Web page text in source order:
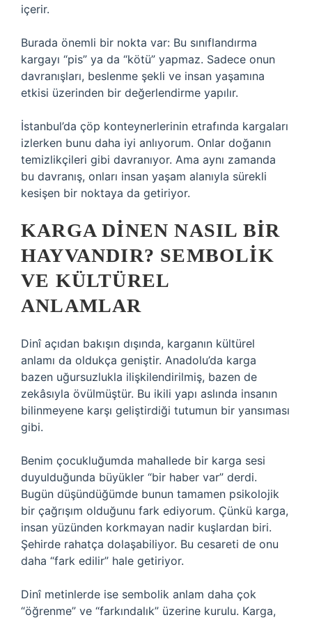
içerir.
Burada önemli bir nokta var: Bu sınıflandırma
kargayı “pis” ya da “kötü” yapmaz. Sadece onun
davranışları, beslenme şekli ve insan yaşamına
etkisi üzerinden bir değerlendirme yapılır.
İstanbul’da çöp konteynerlerinin etrafında kargaları
izlerken bunu daha iyi anlıyorum. Onlar doğanın
temizlikçileri gibi davranıyor. Ama aynı zamanda
bu davranış, onları insan yaşam alanıyla sürekli
kesişen bir noktaya da getiriyor.
KARGA DINEN NASIL BIR
HAYVANDIR? SEMBOLIK
VE KÜLTÜREL
ANLAMLAR
Dinî açıdan bakışın dışında, karganın kültürel
anlamı da oldukça geniştir. Anadolu’da karga
bazen uğursuzlukla ilişkilendirilmiş, bazen de
zekâsıyla övülmüştür. Bu ikili yapı aslında insanın
bilinmeyene karşı geliştirdiği tutumun bir yansıması
gibi.
Benim çocukluğumda mahallede bir karga sesi
duyulduğunda büyükler “bir haber var” derdi.
Bugün düşündüğümde bunun tamamen psikolojik
bir çağrışım olduğunu fark ediyorum. Çünkü karga,
insan yüzünden korkmayan nadir kuşlardan biri.
Şehirde rahatça dolaşabiliyor. Bu cesareti de onu
daha “fark edilir” hale getiriyor.
Dinî metinlerde ise sembolik anlam daha çok
“öğrenme” ve “farkındalık” üzerine kurulu. Karga,